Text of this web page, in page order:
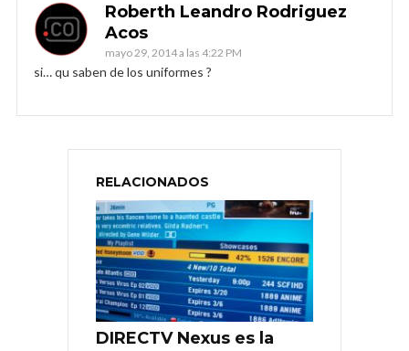
Roberth Leandro Rodriguez
Acos
mayo 29, 2014 a las 4:22 PM
si… qu saben de los uniformes ?
RELACIONADOS
DIRECTV Nexus es la